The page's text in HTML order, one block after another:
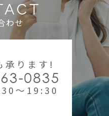
わせ
承ります!
0835
～19:30